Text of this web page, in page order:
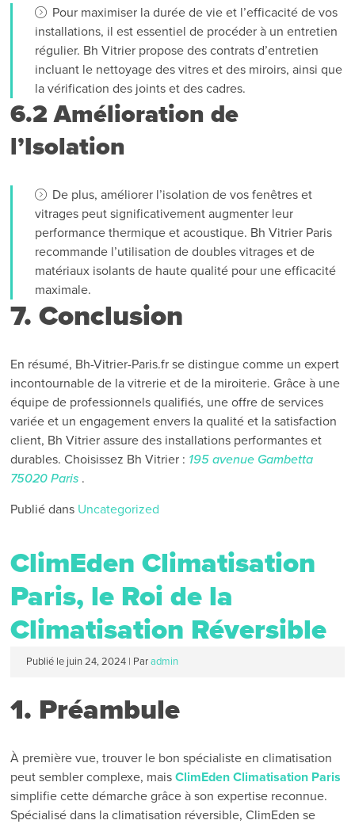
Pour maximiser la durée de vie et l’efficacité de vos
installations, il est essentiel de procéder à un entretien
régulier. Bh Vitrier propose des contrats d’entretien
incluant le nettoyage des vitres et des miroirs, ainsi que
la vérification des joints et des cadres.
6.2 Amélioration de
l’Isolation
De plus, améliorer l’isolation de vos fenêtres et
vitrages peut significativement augmenter leur
performance thermique et acoustique. Bh Vitrier Paris
recommande l’utilisation de doubles vitrages et de
matériaux isolants de haute qualité pour une efficacité
maximale.
7. Conclusion
En résumé, Bh-Vitrier-Paris.fr se distingue comme un expert
incontournable de la vitrerie et de la miroiterie. Grâce à une
équipe de professionnels qualifiés, une offre de services
variée et un engagement envers la qualité et la satisfaction
client, Bh Vitrier assure des installations performantes et
durables. Choisissez Bh Vitrier : 195 avenue Gambetta
75020 Paris .
Publié dans Uncategorized
ClimEden Climatisation
Paris, le Roi de la
Climatisation Réversible
Publié le juin 24, 2024 | Par admin
1. Préambule
À première vue, trouver le bon spécialiste en climatisation
peut sembler complexe, maisClimEden Climatisation Paris
simplifie cette démarche grâce à son expertise reconnue.
Spécialisé dans la climatisation réversible, ClimEden se